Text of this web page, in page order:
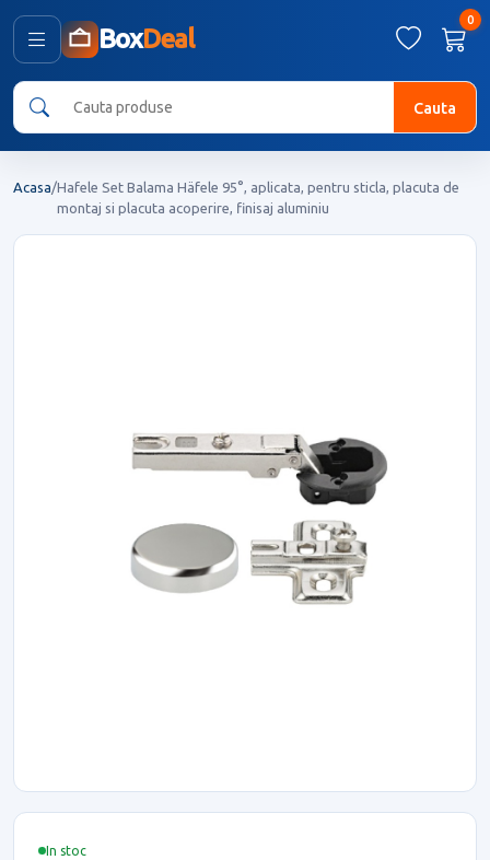
BoxDeal
0
Cauta
Acasa/Hafele Set Balama Häfele 95°, aplicata, pentru sticla, placuta de
montaj si placuta acoperire, finisaj aluminiu
In stoc